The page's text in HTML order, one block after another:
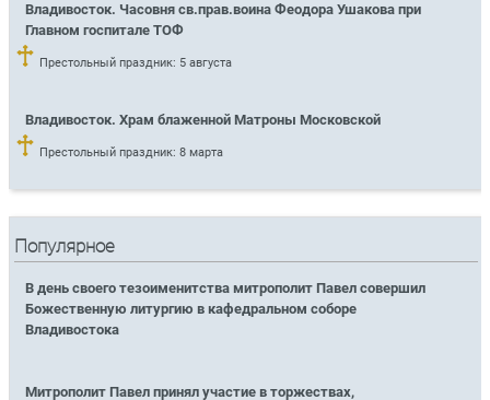
Владивосток. Часовня св.прав.воина Феодора Ушакова при
Главном госпитале ТОФ
Престольный праздник: 5 августа
Владивосток. Храм блаженной Матроны Московской
Престольный праздник: 8 марта
Популярное
В день своего тезоименитства митрополит Павел совершил
Божественную литургию в кафедральном соборе
Владивостока
Митрополит Павел принял участие в торжествах,